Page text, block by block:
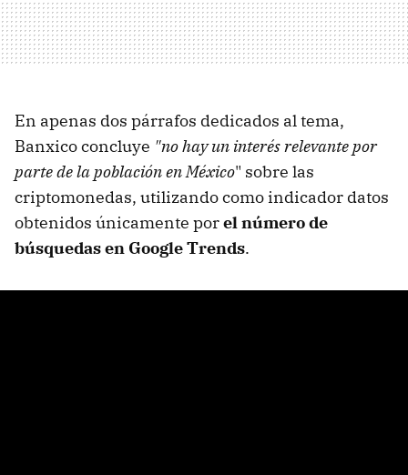
En apenas dos párrafos dedicados al tema,
Banxico concluye "no hay un interés relevante por
parte de la población en México" sobre las
criptomonedas, utilizando como indicador datos
obtenidos únicamente porel número de
búsquedas en Google Trends.